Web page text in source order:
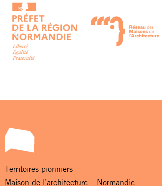
Territoires pionniers
Maison de l’architecture – Normandie